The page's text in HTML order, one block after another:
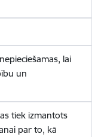
lai
un
tiek izmantots
par to, kā